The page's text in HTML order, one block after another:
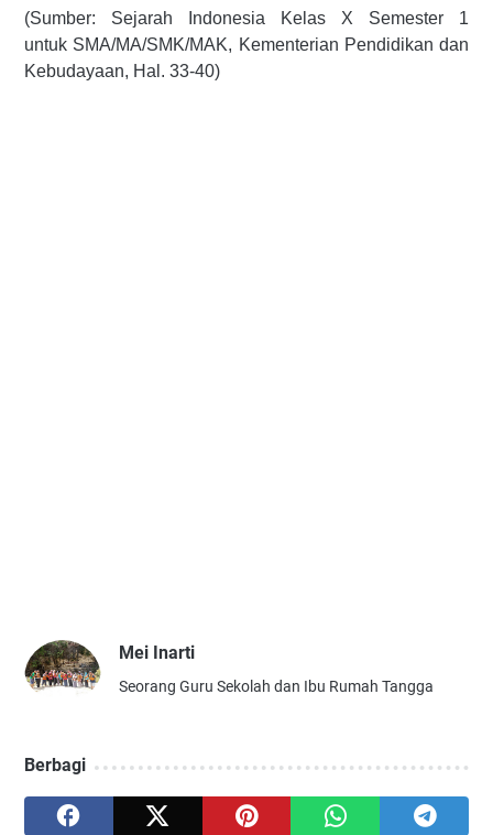
(Sumber: Sejarah Indonesia Kelas X Semester 1
untuk SMA/MA/SMK/MAK, Kementerian Pendidikan dan
Kebudayaan, Hal. 33-40)
Mei Inarti
Seorang Guru Sekolah dan Ibu Rumah Tangga
Berbagi